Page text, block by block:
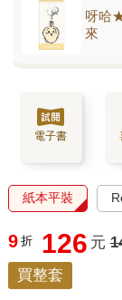
呀哈
來
電子書
紙本平裝
9 折 126 元
買整套